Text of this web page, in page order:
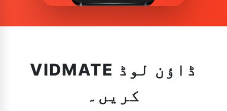
VIDMATE ڈاؤن لوڈ
کریں۔